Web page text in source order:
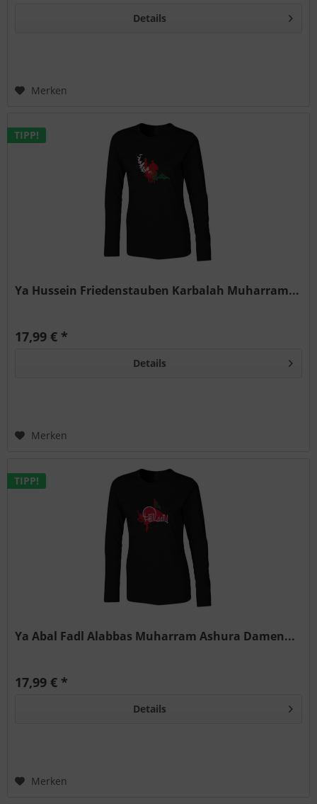
Details
Merken
TIPP!
Ya Hussein Friedenstauben Karbalah Muharram...
17,99 € *
Details
Merken
TIPP!
Ya Abal Fadl Alabbas Muharram Ashura Damen...
17,99 € *
Details
Merken